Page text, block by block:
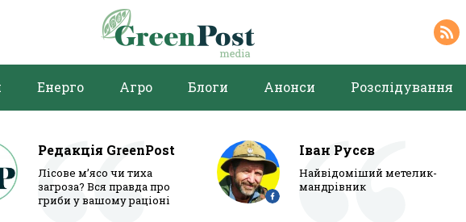
Енерго Агро Блоги Анонси Розслідування
Редакція GreenPost
Лісове м’ясо чи тиха
загроза? Вся правда про
гриби у вашому раціоні
Іван Русєв
Найвідоміший метелик-
мандрівник